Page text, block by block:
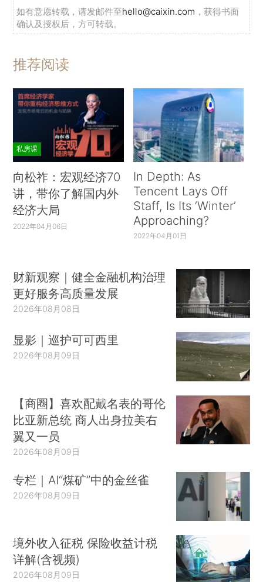
如有意愿转载，请发邮件至hello@caixin.com ，获得书面
确认及授权后，方可转载。
推荐阅读
私房课
向松祚：宏观经济70
讲，带你了解国内外
经济大局
2022年04月06日
In Depth: As
Tencent Lays Off
Staff, Is Its ‘Winter’
Approaching?
2022年04月01日
财新观察｜健全金融机构治理
更好服务高质量发展
2026年08月08日
显影｜巡护可可西里
2026年08月09日
【商圈】喜欢配戴名表的哥伦
比亚新总统 商人出身拉美右
翼又一员
2026年08月09日
专栏｜AI“煤矿”中的金丝雀
2026年08月09日
境外收入征税 保险收益计税
详解(含视频)
2026年08月09日